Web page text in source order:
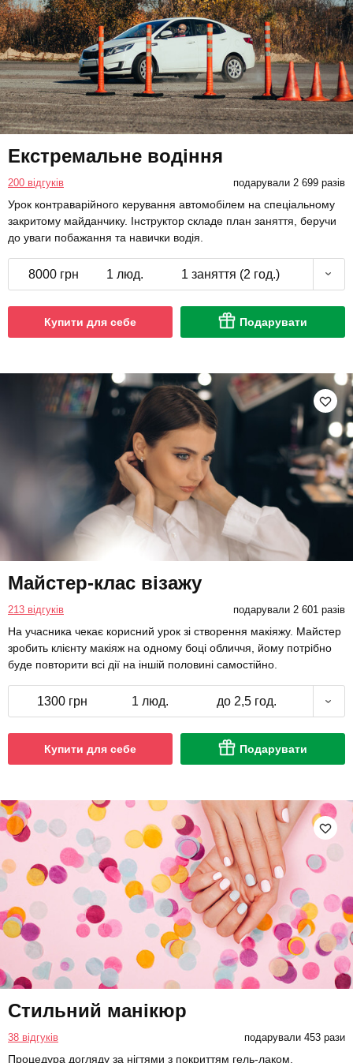
Екстремальне водіння
200 відгуків подарували 2 699 разів
Урок контраварійного керування автомобілем на спеціальному
закритому майданчику. Інструктор складе план заняття, беручи
до уваги побажання та навички водія.
8000 грн 1 люд. 1 заняття (2 год.)
Купити для себе Подарувати
Майстер-клас візажу
213 відгуків подарували 2 601 разів
На учасника чекає корисний урок зі створення макіяжу. Майстер
зробить клієнту макіяж на одному боці обличчя, йому потрібно
буде повторити всі дії на іншій половині самостійно.
1300 грн 1 люд. до 2,5 год.
Купити для себе Подарувати
Стильний манікюр
38 відгуків подарували 453 рази
Процедура догляду за нігтями з покриттям гель-лаком.